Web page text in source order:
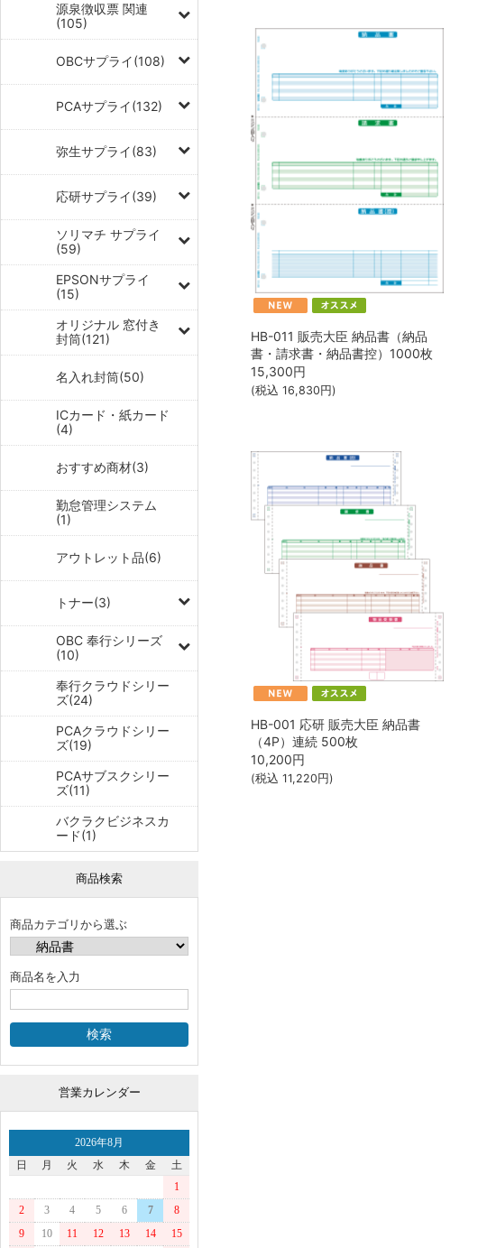
源泉徴収票 関連
(105)
OBCサプライ(108)
PCAサプライ(132)
弥生サプライ(83)
応研サプライ(39)
ソリマチ サプライ
(59)
EPSONサプライ
(15)
オリジナル 窓付き
封筒(121)
名入れ封筒(50)
ICカード・紙カード
(4)
おすすめ商材(3)
勤怠管理システム
(1)
アウトレット品(6)
トナー(3)
OBC 奉行シリーズ
(10)
奉行クラウドシリー
ズ(24)
PCAクラウドシリー
ズ(19)
PCAサブスクシリー
ズ(11)
バクラクビジネスカ
ード(1)
商品検索
商品カテゴリから選ぶ
商品名を入力
営業カレンダー
2026年8月
日
月 火 水 木 金
土
1
2
3 4 5 6 7
8
9
10 11 12 13 14
15
HB-011 販売大臣 納品書（納品
書・請求書・納品書控）1000枚
15,300円
(税込16,830 円)
HB-001 応研 販売大臣 納品書
（4P）連続 500枚
10,200円
(税込11,220円)